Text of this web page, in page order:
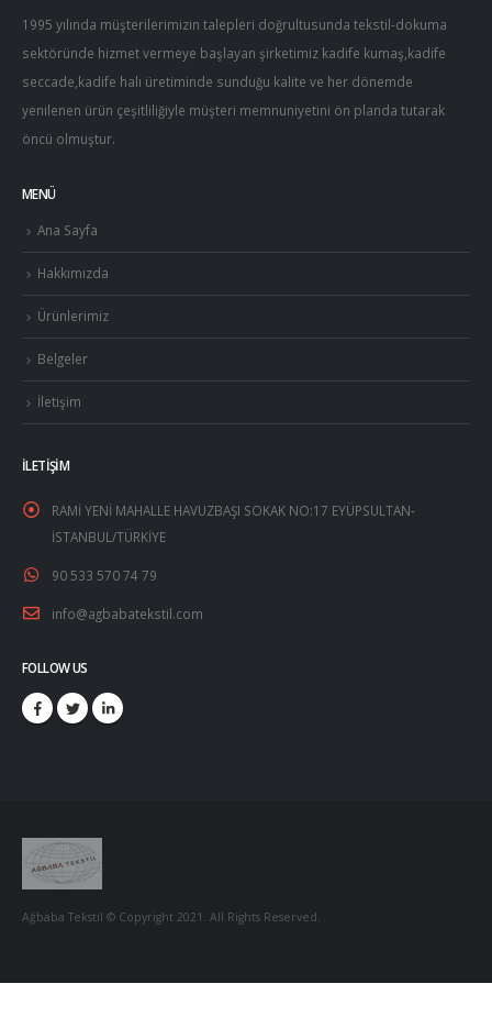
1995 yılında müşterilerimizin talepleri doğrultusunda tekstil-dokuma
sektöründe hizmet vermeye başlayan şirketimiz kadife kumaş,kadife
seccade,kadife halı üretiminde sunduğu kalite ve her dönemde
yenilenen ürün çeşitliliğiyle müşteri memnuniyetini ön planda tutarak
öncü olmuştur.
MENÜ
Ana Sayfa
Hakkımızda
Ürünlerimiz
Belgeler
İletişim
İLETIŞIM
RAMİ YENİ MAHALLE HAVUZBAŞI SOKAK NO:17 EYÜPSULTAN-
İSTANBUL/TÜRKİYE
90 533 570 74 79
info@agbabatekstil.com
FOLLOW US
Ağbaba Tekstil © Copyright 2021. All Rights Reserved.